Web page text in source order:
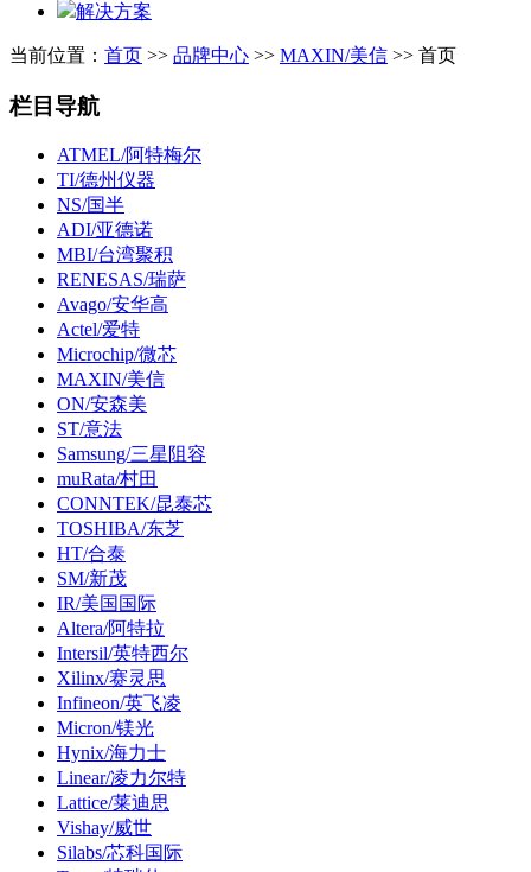
解决方案
当前位置： 首页 >> 品牌中心 >> MAXIN/美信 >> 首页
栏目导航
ATMEL/阿特梅尔
TI/德州仪器
NS/国半
ADI/亚德诺
MBI/台湾聚积
RENESAS/瑞萨
Avago/安华高
Actel/爱特
Microchip/微芯
MAXIN/美信
ON/安森美
ST/意法
Samsung/三星阻容
muRata/村田
CONNTEK/昆泰芯
TOSHIBA/东芝
HT/合泰
SM/新茂
IR/美国国际
Altera/阿特拉
Intersil/英特西尔
Xilinx/赛灵思
Infineon/英飞凌
Micron/镁光
Hynix/海力士
Linear/凌力尔特
Lattice/莱迪思
Vishay/威世
Silabs/芯科国际